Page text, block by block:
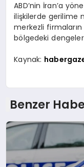
ABD’nin İran’a
ilişkilerde gerilime
merkezli firmaların
bölgedeki
Kaynak:
Benzer